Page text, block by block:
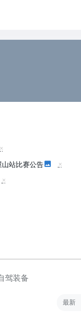
帖
站比赛公告
驾装备
最新